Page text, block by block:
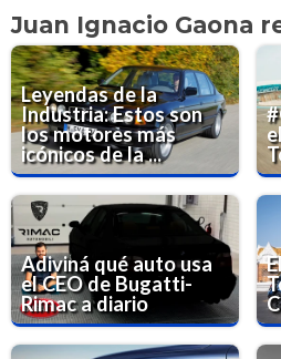
Juan Ignacio Gaona
Leyendas de la
Industria: Estos son
los motores más
icónicos de la ...
Adiviná qué auto usa
el CEO de Bugatti-
Rimac a diario